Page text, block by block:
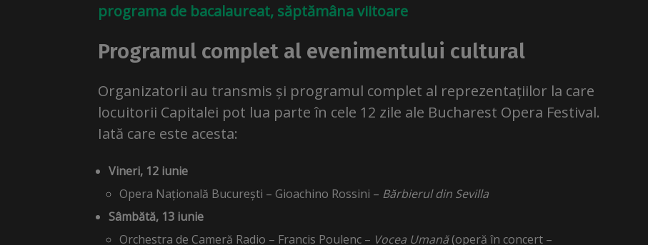
programa de bacalaureat, săptămâna viitoare
Programul complet al evenimentului cultural
Organizatorii au transmis și programul complet al reprezentațiilor la care
locuitorii Capitalei pot lua parte în cele 12 zile ale Bucharest Opera Festival.
Iată care este acesta:
Vineri, 12 iunie
Opera Națională București – Gioachino Rossini – Bărbierul din Sevilla
Sâmbătă, 13 iunie
Orchestra de Cameră Radio – Francis Poulenc – Vocea Umană(operă în concert –